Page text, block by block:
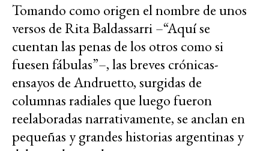
Tomando como origen el nombre de unos
versos de Rita Baldassarri –“Aquí se
cuentan las penas de los otros como si
fuesen fábulas”–, las breves crónicas-
ensayos de Andruetto, surgidas de
columnas radiales que luego fueron
reelaboradas narrativamente, se anclan en
pequeñas y grandes historias argentinas y